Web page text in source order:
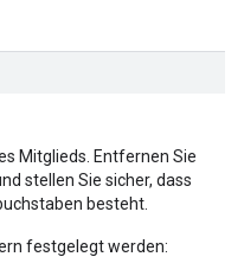
Mitglieds. Entfernen Sie
stellen Sie sicher, dass
besteht.
festgelegt werden: